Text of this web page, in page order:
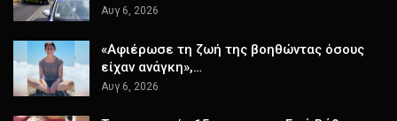
Αυγ 6, 2026
«Αφιέρωσε τη ζωή της βοηθώντας όσους
είχαν ανάγκη»,…
Αυγ 6, 2026